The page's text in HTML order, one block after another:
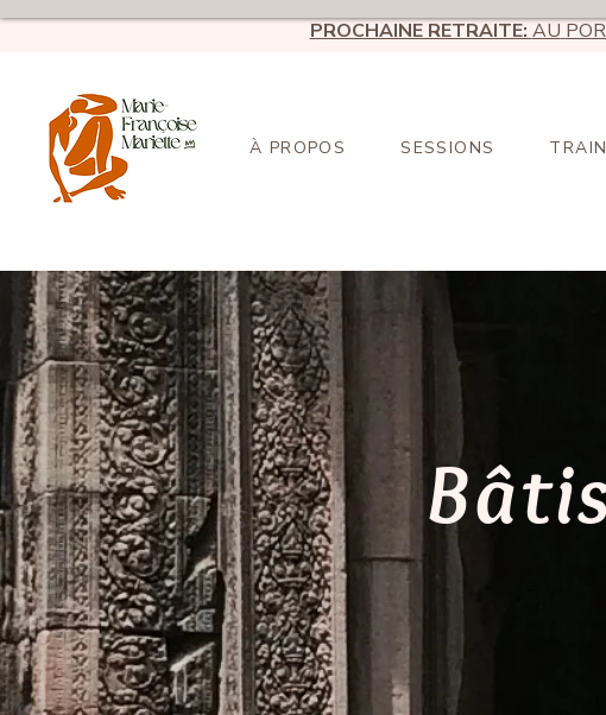
À PROPOS SESSIONS
PROCHAINE RETRAITE: AU